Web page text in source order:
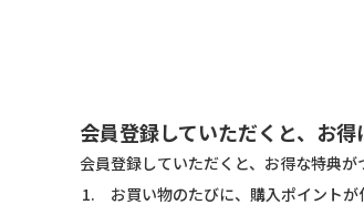
会員登録していただくと、お得
会員登録していただくと、お得な特典が
お買い物のたびに、購入ポイントが